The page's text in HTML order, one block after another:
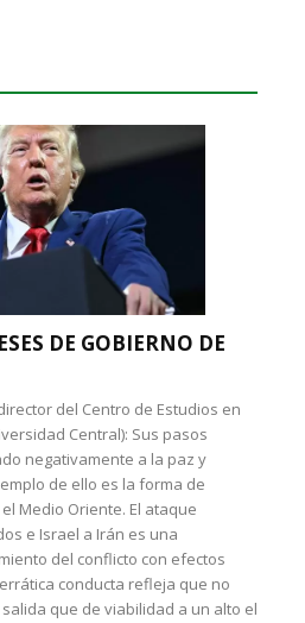
DE GOBIERNO DE
del Centro de Estudios en
Central): Sus pasos
negativamente a la paz y
de ello es la forma de
Medio Oriente. El ataque
e Israel a Irán es una
del conflicto con efectos
conducta refleja que no
que de viabilidad a un alto el